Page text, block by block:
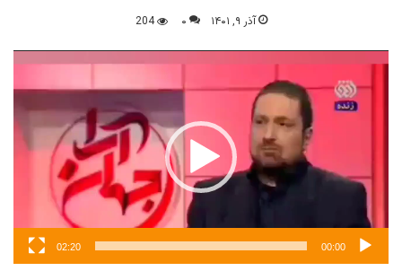
آذر ۹, ۱۴۰۱ ۰ 204
نمایشگر
ویدیو
00:00
02:20